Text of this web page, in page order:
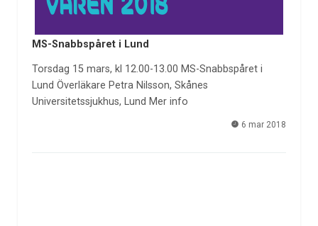
MS-Snabbspåret i Lund
Torsdag 15 mars, kl 12.00-13.00 MS-Snabbspåret i
Lund Överläkare Petra Nilsson, Skånes
Universitetssjukhus, Lund Mer info
6 mar 2018